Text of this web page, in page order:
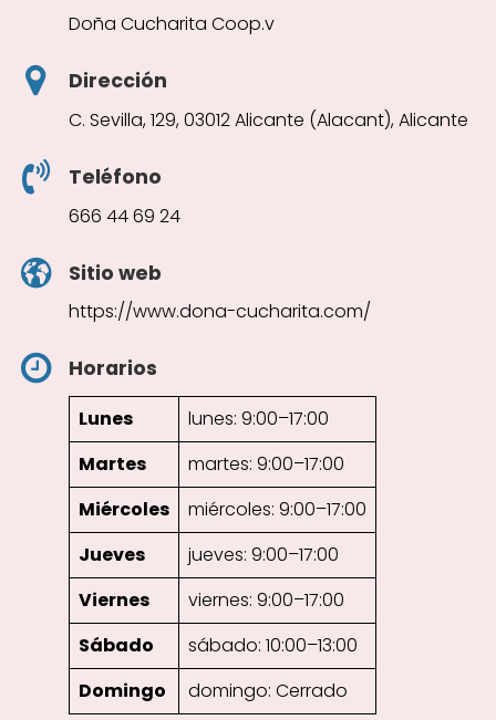
Doña Cucharita Coop.v
Dirección
C. Sevilla, 129, 03012 Alicante (Alacant), Alicante
Teléfono
666 44 69 24
Sitio web
https://www.dona-cucharita.com/
Horarios
Lunes
lunes: 9:00–17:00
Martes
martes: 9:00–17:00
Miércoles
miércoles: 9:00–17:00
Jueves
jueves: 9:00–17:00
Viernes
viernes: 9:00–17:00
Sábado
sábado: 10:00–13:00
Domingo
domingo: Cerrado